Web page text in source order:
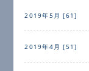
2019年5月 [61]
2019年4月 [51]